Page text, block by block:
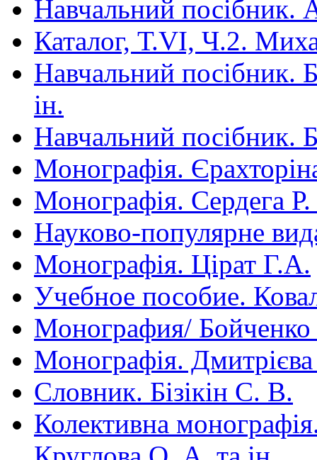
Навчальний посібник.
Каталог, Т.VI, Ч.2.
Навчальний посібник.
ін.
Навчальний посібник.
Монографія.
Монографія. Сердега
Науково-популярне
Монографія. Цірат Г.А.
Учебное пособие.
Монография/
Монографія.
Словник. Бізікін С. В.
Колективна